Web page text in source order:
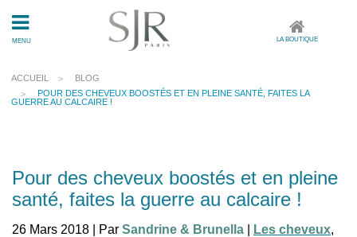
MENU LA BOUTIQUE
ACCUEIL
BLOG
POUR DES CHEVEUX BOOSTÉS ET EN PLEINE SANTÉ, FAITES LA
GUERRE AU CALCAIRE !
Pour des cheveux boostés et en pleine
santé, faites la guerre au calcaire !
26 Mars 2018 | Par Sandrine & Brunella Les cheveux,